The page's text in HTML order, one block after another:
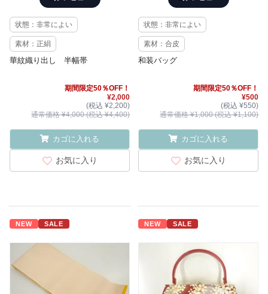
状態：非常によい
素材：正絹
華紋織り出し 半幅帯
期間限定50％OFF！
¥2,000
(税込 ¥2,200)
通常価格 ¥4,000 (税込 ¥4,400)
カゴに入れる
お気に入り
状態：非常によい
素材：合皮
和装バッグ
期間限定50％OFF！
¥500
(税込 ¥550)
通常価格 ¥1,000 (税込 ¥1,100)
カゴに入れる
お気に入り
NEW SALE NEW SALE